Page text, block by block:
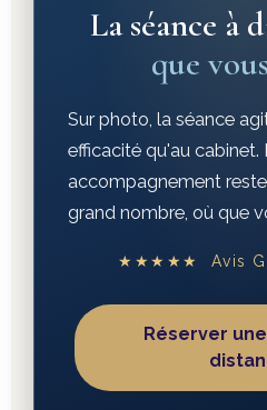
La séance à
que
Sur photo, la séance
efficacité qu'au cabinet.
accompagnement
grand nombre, où que
★★★★★ Avis
Réserver